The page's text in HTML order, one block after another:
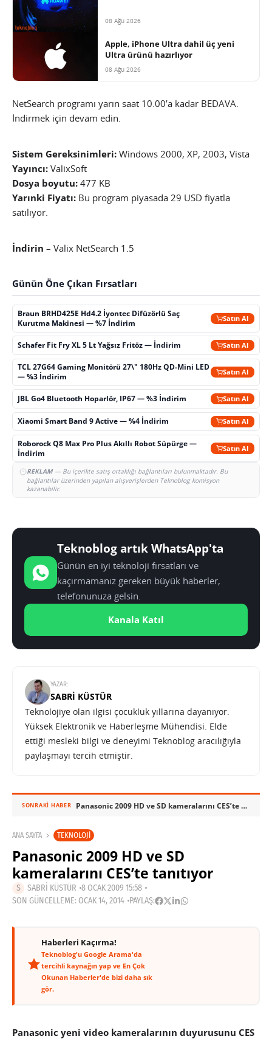
08 Ağu 2026
Apple, iPhone Ultra dahil üç yeni
Ultra ürünü hazırlıyor
08 Ağu 2026
NetSearch programı yarın saat 10.00’a kadar BEDAVA.
İndirmek için devam edin.
Sistem Gereksinimleri: Windows 2000, XP, 2003, Vista
Yayıncı: ValixSoft
Dosya boyutu: 477 KB
Yarınki Fiyatı: Bu program piyasada 29 USD fiyatla
satılıyor.
İndirin – Valix NetSearch 1.5
Günün Öne Çıkan Fırsatları
Braun BRHD425E Hd4.2 İyontec Difüzörlü Saç
Kurutma Makinesi — %7 İndirim
Satın Al
Schafer Fit Fry XL 5 Lt Yağsız Fritöz — İndirim Satın Al
TCL 27G64 Gaming Monitörü 27\" 180Hz QD-Mini LED
— %3 İndirim
Satın Al
JBL Go4 Bluetooth Hoparlör, IP67 — %3 İndirim Satın Al
Xiaomi Smart Band 9 Active — %4 İndirim Satın Al
Roborock Q8 Max Pro Plus Akıllı Robot Süpürge —
İndirim
Satın Al
REKLAM— Bu içerikte satış ortaklığı bağlantıları bulunmaktadır. Bu
bağlantılar üzerinden yapılan alışverişlerden Teknoblog komisyon
kazanabilir.
Teknoblog artık WhatsApp'ta
Günün en iyi teknoloji fırsatları ve
kaçırmamanız gereken büyük haberler,
telefonunuza gelsin.
Kanala Katıl
YAZAR:
SABRI KÜSTÜR
Teknolojiye olan ilgisi çocukluk yıllarına dayanıyor.
Yüksek Elektronik ve Haberleşme Mühendisi. Elde
ettiği mesleki bilgi ve deneyimi Teknoblog aracılığıyla
paylaşmayı tercih etmiştir.
SONRAKI HABER Panasonic 2009 HD ve SD kameralarını CES’te tanıtıyor
ANA SAYFA TEKNOLOJI
Panasonic 2009 HD ve SD
kameralarını CES’te tanıtıyor
SABRI KÜSTÜR 8 OCAK 2009 15:58
SON GÜNCELLEME: OCAK 14, 2014 PAYLAŞ:
Haberleri Kaçırma!
Teknoblog'u Google Arama'da
tercihli kaynağın yap ve En Çok
Okunan Haberler'de bizi daha sık
gör.
Panasonic yeni video kameralarının duyurusunu CES